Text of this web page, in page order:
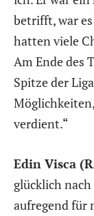
betrifft, war
hatten viele
Am Ende des
Spitze der
verdient.“
Edin Visca
glücklich
aufregend für